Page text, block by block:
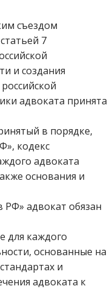
съездом
7
и создания
адвоката принята
в порядке,
кодекс
адвоката
основания и
РФ» адвокат обязан
для каждого
основанные на
и
адвоката к